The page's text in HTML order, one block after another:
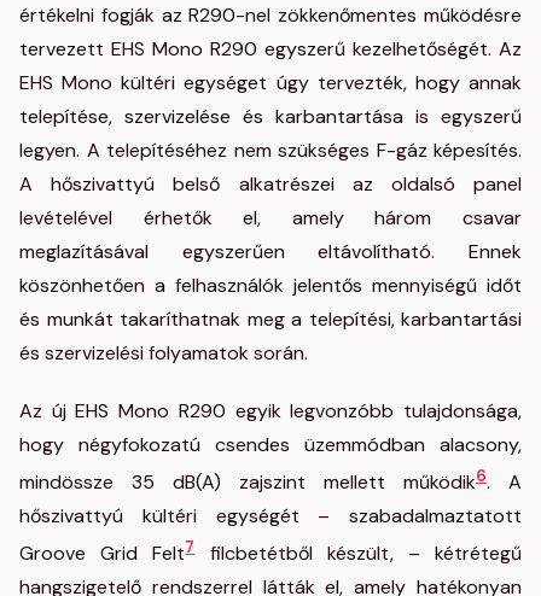
értékelni fogják az R290-nel zökkenőmentes működésre
tervezett EHS Mono R290 egyszerű kezelhetőségét. Az
EHS Mono kültéri egységet úgy tervezték, hogy annak
telepítése, szervizelése és karbantartása is egyszerű
legyen. A telepítéséhez nem szükséges F-gáz képesítés.
A hőszivattyú belső alkatrészei az oldalsó panel
levételével érhetők el, amely három csavar
meglazításával egyszerűen eltávolítható. Ennek
köszönhetően a felhasználók jelentős mennyiségű időt
és munkát takaríthatnak meg a telepítési, karbantartási
és szervizelési folyamatok során.
Az új EHS Mono R290 egyik legvonzóbb tulajdonsága,
hogy négyfokozatú csendes üzemmódban alacsony,
mindössze 35 dB(A) zajszint mellett működik6. A
hőszivattyú kültéri egységét – szabadalmaztatott
Groove Grid Felt7filcbetétből készült, – kétrétegű
hangszigetelő rendszerrel látták el, amely hatékonyan